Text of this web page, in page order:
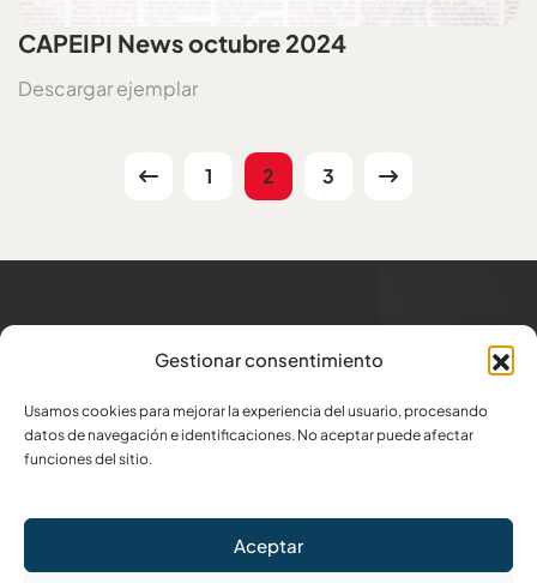
Gestionar consentimiento
Usamos cookies para mejorar la experiencia del usuario, procesando
datos de navegación e identificaciones. No aceptar puede afectar
funciones del sitio.
Aceptar
CAPEIPI News octubre 2024
Descargar ejemplar
1 2 3
Trabajamos para losque
Dirección
Av. Amazonas N34-332 y Atahualpa
info@capeipi.org.ec